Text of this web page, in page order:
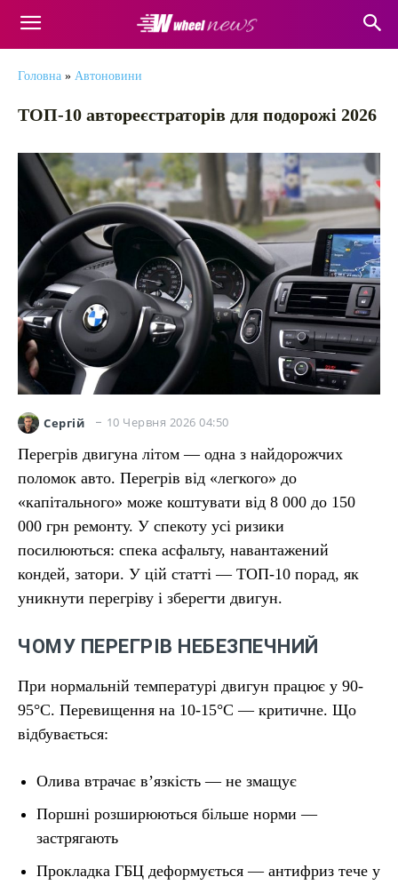
Головна » Автоновини
ТОП-10 автореєстраторів для подорожі 2026
Сергій 10 Червня 2026 04:50
Перегрів двигуна літом — одна з найдорожчих
поломок авто. Перегрів від «легкого» до
«капітального» може коштувати від 8 000 до 150
000 грн ремонту. У спекоту усі ризики
посилюються: спека асфальту, навантажений
кондей, затори. У цій статті — ТОП-10 порад, як
уникнути перегріву і зберегти двигун.
ЧОМУ ПЕРЕГРІВ НЕБЕЗПЕЧНИЙ
При нормальній температурі двигун працює у 90-
95°C. Перевищення на 10-15°C — критичне. Що
відбувається:
Олива втрачає в’язкість — не змащує
Поршні розширюються більше норми —
застрягають
Прокладка ГБЦ деформується — антифриз тече у